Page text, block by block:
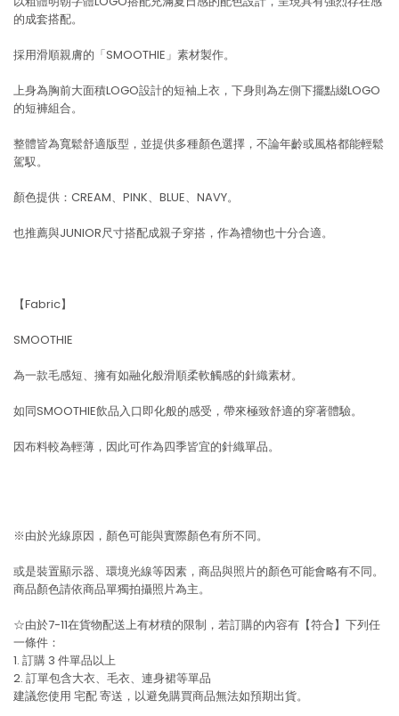
的成套搭配。
採用滑順親膚的「SMOOTHIE」素材製作。
上身為胸前大面積LOGO設計的短袖上衣，下身則為左側下擺點綴LOGO
的短褲組合。
整體皆為寬鬆舒適版型，並提供多種顏色選擇，不論年齡或風格都能輕鬆
駕馭。
顏色提供：CREAM、PINK、BLUE、NAVY。
也推薦與JUNIOR尺寸搭配成親子穿搭，作為禮物也十分合適。
【Fabric】
SMOOTHIE
為一款毛感短、擁有如融化般滑順柔軟觸感的針織素材。
如同SMOOTHIE飲品入口即化般的感受，帶來極致舒適的穿著體驗。
因布料較為輕薄，因此可作為四季皆宜的針織單品。
※由於光線原因，顏色可能與實際顏色有所不同。
或是裝置顯示器、環境光線等因素，商品與照片的顏色可能會略有不同。
商品顏色請依商品單獨拍攝照片為主。
☆由於7-11在貨物配送上有材積的限制，若訂購的內容有【符合】下列任
一條件：
1. 訂購 3 件單品以上
2. 訂單包含大衣、毛衣、連身裙等單品
建議您使用 宅配寄送，以避免購買商品無法如預期出貨。